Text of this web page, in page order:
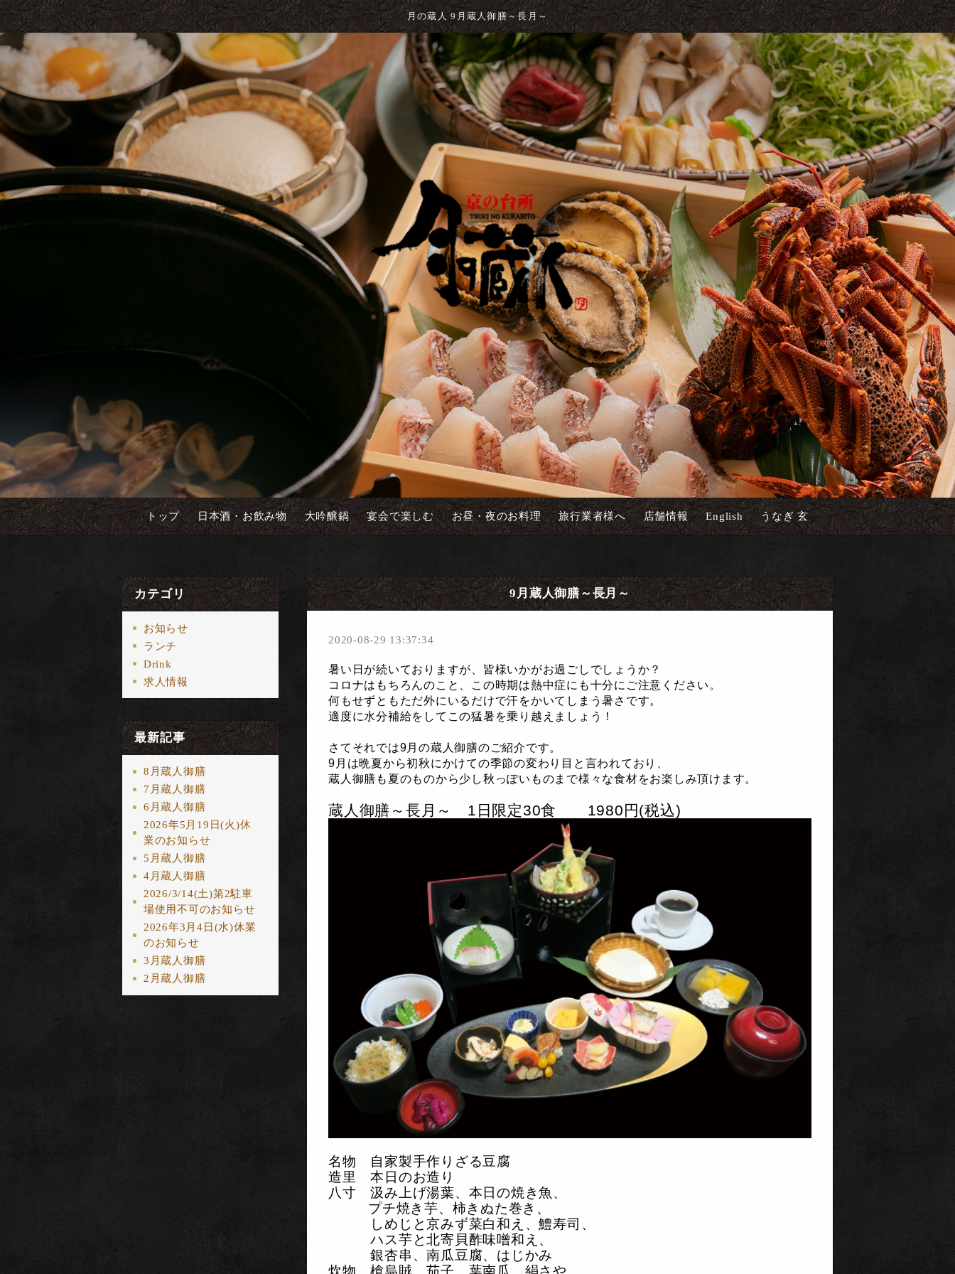
月の蔵人 9月蔵人御膳～長月～
トップ 日本酒・お飲み物 大吟醸鍋 宴会で楽しむ お昼・夜のお料理 旅行業者様へ 店舗情報 English うなぎ 玄
カテゴリ
お知らせ
ランチ
Drink
求人情報
最新記事
8月蔵人御膳
7月蔵人御膳
6月蔵人御膳
2026年5月19日(火)休
業のお知らせ
5月蔵人御膳
4月蔵人御膳
2026/3/14(土)第2駐車
場使用不可のお知らせ
2026年3月4日(水)休業
のお知らせ
3月蔵人御膳
2月蔵人御膳
9月蔵人御膳～長月～
2020-08-29 13:37:34
暑い日が続いておりますが、皆様いかがお過ごしでしょうか？
コロナはもちろんのこと、この時期は熱中症にも十分にご注意ください。
何もせずともただ外にいるだけで汗をかいてしまう暑さです。
適度に水分補給をしてこの猛暑を乗り越えましょう！
さてそれでは9月の蔵人御膳のご紹介です。
9月は晩夏から初秋にかけての季節の変わり目と言われており、
蔵人御膳も夏のものから少し秋っぽいものまで様々な食材をお楽しみ頂けます。
蔵人御膳～長月～ 1日限定30食 1980円(税込)
名物 自家製手作りざる豆腐
造里 本日のお造り
八寸 汲み上げ湯葉、本日の焼き魚、
プチ焼き芋、柿きぬた巻き、
しめじと京みず菜白和え、鱧寿司、
ハス芋と北寄貝酢味噌和え、
銀杏串、南瓜豆腐、はじかみ
炊物 槍烏賊、茄子、葉南瓜、絹さや